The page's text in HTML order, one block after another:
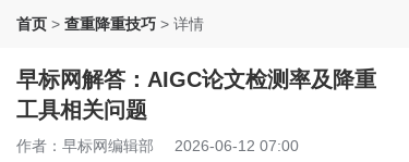
首页 > 查重降重技巧 > 详情
早标网解答：AIGC论文检测率及降重
工具相关问题
作者：早标网编辑部
2026-06-12 07:00